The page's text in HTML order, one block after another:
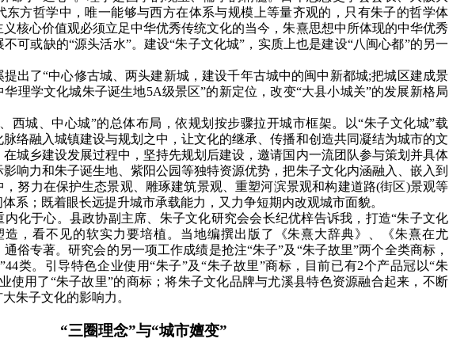
东方哲学中，唯一能够与西方在体系与规模上等量齐观的，只有朱子的哲学体
核心价值观必须立足中华优秀传统文化的当今，朱熹思想中所体现的中华优秀
可或缺的“源头活水”。建设“朱子文化城”，实质上也是建设“八闽心都”的另一
出了“中心修古城、两头建新城，建设千年古城中的闽中新都城;把城区建成景
理学文化城朱子诞生地5A级景区”的新定位，改变“大县小城关”的发展新格局
西城、中心城”的总体布局，依规划按步骤拉开城市框架。以“朱子文化城”载
络融入城镇建设与规划之中，让文化的继承、传播和创造共同凝结为城市的文
城乡建设发展过程中，坚持先规划后建设，邀请国内一流团队参与策划并具体
响力和朱子诞生地、紫阳公园等独特资源优势，把朱子文化内涵融入、嵌入到
努力在保护生态景观、雕琢建筑景观、重塑河滨景观和构建道路(街区)景观等
系；既着眼长远提升城市承载能力，又力争短期内改观城市面貌。
化于心。县政协副主席、朱子文化研究会会长纪优梓告诉我，打造“朱子文化
造，看不见的软实力要培植。当地编撰出版了《朱熹大辞典》、《朱熹在尤
俗专著。研究会的另一项工作成绩是抢注“朱子”及“朱子故里”两个全类商标，
类。引导特色企业使用“朱子”及“朱子故里”商标，目前已有2个产品冠以“朱
使用了“朱子故里”的商标；将朱子文化品牌与尤溪县特色资源融合起来，不断
朱子文化的影响力。
“三圈理念”与“城市嬗变”